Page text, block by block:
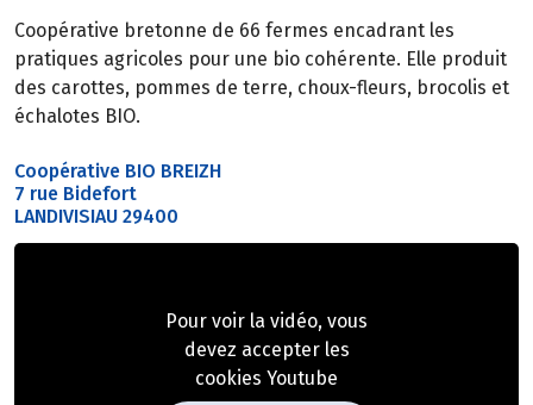
Coopérative bretonne de 66 fermes encadrant les
pratiques agricoles pour une bio cohérente. Elle produit
des carottes, pommes de terre, choux-fleurs, brocolis et
échalotes BIO.
Coopérative BIO BREIZH
7 rue Bidefort
LANDIVISIAU 29400
Pour voir la vidéo, vous
devez accepter les
cookies Youtube